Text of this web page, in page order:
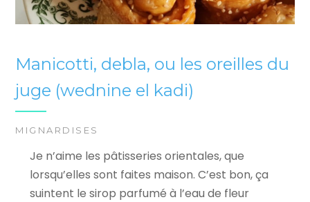
Manicotti, debla, ou les oreilles du
juge (wednine el kadi)
MIGNARDISES
Je n’aime les pâtisseries orientales, que
lorsqu’elles sont faites maison. C’est bon, ça
suintent le sirop parfumé à l’eau de fleur